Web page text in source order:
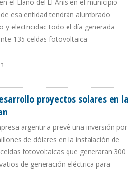
el Llano del El Anís en el municipio
de esa entidad tendrán alumbrado
y electricidad todo el día generada
135 celdas fotovoltaica
proyectos solares en la
argentina prevé una inversión por
de dólares en la instalación de
fotovoltaicas que generaran 300
de generación eléctrica para